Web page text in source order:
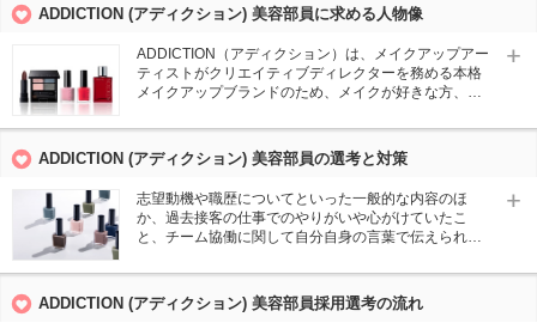
る。
ADDICTION (アディクション) 美容部員に求める人物像
ADDICTION（アディクション）は、メイクアップアー
ティストがクリエイティブディレクターを務める本格
メイクアップブランドのため、メイクが好きな方、メ
員経験者はもちろん、アパレルやジュエリー販売など
接客販売経験者も優遇される場合があり、未経験でも
挑戦可能。人の喜びにやりがいを感じる方、チームワ
ークを重視して業務に取り組める方、コミュニケーシ
ョンをとりながら明るく接客できる方が求められてい
る。
ADDICTION (アディクション) 美容部員の選考と対策
志望動機や職歴についてといった一般的な内容のほ
か、過去接客の仕事でのやりがいや心がけていたこ
と、チーム協働に関して自分自身の言葉で伝えられる
や上司からどのような評価や言葉が多かったか、自分
の弱みはどんな点か整理して面接に臨むと良いでしょ
う。メイクアップブランドなので、面接時のメイクの
ADDICTION (アディクション) 美容部員採用選考の流れ